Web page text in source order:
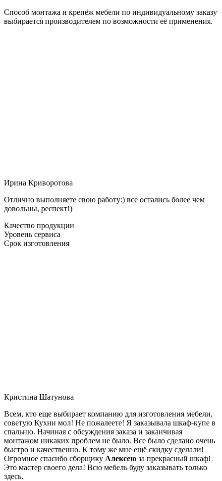
Способ монтажа и крепёж мебели по индивидуальному заказу
выбирается производителем по возможности её применения.
Ирина Криворотова
Отлично выполняете свою работу:) все остались более чем
довольны, респект!)
Качество продукции
Уровень сервиса
Срок изготовления
Кристина Шатунова
Всем, кто еще выбирает компанию для изготовления мебели,
советую Кухни мол! Не пожалеете! Я заказывала шкаф-купе в
спальню. Начиная с обсуждения заказа и заканчивая
монтажом никаких проблем не было. Все было сделано очень
быстро и качественно. К тому же мне ещё скидку сделали!
Огромное спасибо сборщику Алексею за прекрасный шкаф!
Это мастер своего дела! Всю мебель буду заказывать только
здесь.